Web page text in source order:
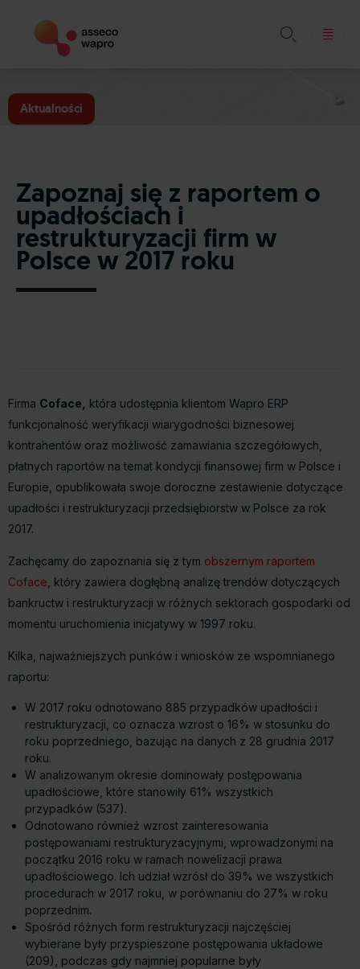

Aktualności
Zapoznaj się z raportem o
upadłościach i
restrukturyzacji firm w
Polsce w 2017 roku
Firma Coface,
która udostępnia klientom Wapro ERP
funkcjonalność weryfikacji wiarygodności biznesowej
kontrahentów oraz możliwość zamawiania szczegółowych,
płatnych raportów na temat kondycji finansowej firm w Polsce i
Europie, opublikowała swoje doroczne zestawienie dotyczące
upadłości i restrukturyzacji przedsiębiorstw w Polsce za rok
2017.
Zachęcamy do zapoznania się z tym obszernym raportem
Coface który zawiera dogłębną analizę trendów dotyczących
bankructw i restrukturyzacji w różnych sektorach gospodarki od
momentu uruchomienia inicjatywy w 1997 roku.
Kilka, najważniejszych punków i wniosków ze wspomnianego
raportu:
W 2017 roku odnotowano 885 przypadków upadłości i
restrukturyzacji, co oznacza wzrost o 16% w stosunku do
roku poprzedniego, bazując na danych z 28 grudnia 2017
roku.
W analizowanym okresie dominowały postępowania
upadłościowe, które stanowiły 61% wszystkich
przypadków (537).
Odnotowano również wzrost zainteresowania
postępowaniami restrukturyzacyjnymi, wprowadzonymi na
początku 2016 roku w ramach nowelizacji prawa
upadłościowego. Ich udział wzrósł do 39% we wszystkich
procedurach w 2017 roku, w porównaniu do 27% w roku
poprzednim.
Spośród różnych form restrukturyzacji najczęściej
wybierane były przyspieszone postępowania układowe
(209), podczas gdy najmniej popularne były